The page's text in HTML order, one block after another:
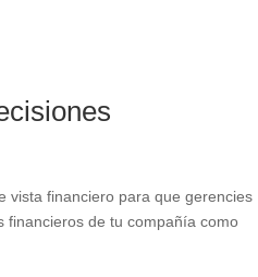
vista financiero para que gerencies
financieros de tu compañía como